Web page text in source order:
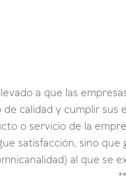
a que las
calidad y cumplir
o servicio de la
satisfacción, sino
al que se